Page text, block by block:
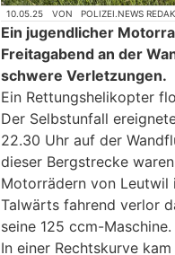
10.05.25 VON POLIZEI.NEWS
Ein jugendlicher
Freitagabend an der
schwere Verletzungen.
Ein Rettungshelikopter
Der Selbstunfall
22.30 Uhr auf der
dieser Bergstrecke
Motorrädern von Leutwil
Talwärts fahrend verlor
seine 125 ccm-Maschine.
In einer Rechtskurve